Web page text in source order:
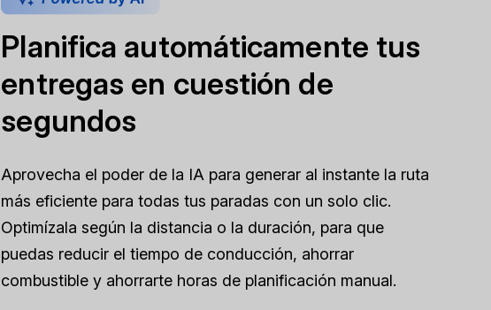
Planifica automáticamente tus
entregas en cuestión de
segundos
Aprovecha el poder de la IA para generar al instante la ruta
más eficiente para todas tus paradas con un solo clic.
Optimízala según la distancia o la duración, para que
puedas reducir el tiempo de conducción, ahorrar
combustible y ahorrarte horas de planificación manual.